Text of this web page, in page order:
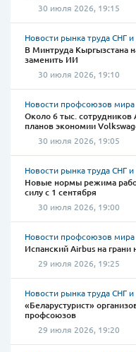
30 июля 2026, 19:15
Новости рынка труда СНГ
В Минтруда Кыргызстана
заменить ИИ
30 июля 2026, 19:10
Новости профсоюзов мира
Около 6 тыс.
планов экономии
30 июля 2026, 19:05
Новости рынка труда СНГ
Новые нормы режима
силу с 1 сентября
30 июля 2026, 19:00
Новости профсоюзов мира
Испанский Airbus на грани
29 июля 2026, 19:25
Новости рынка труда СНГ
«Беларустурист»
профсоюзов
29 июля 2026, 19:20